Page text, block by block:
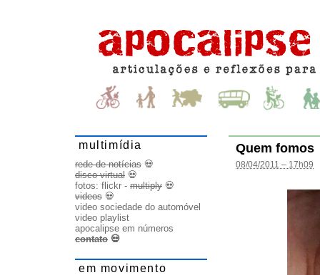
Quem fomos
08/04/2011 – 17h09
multimídia
rede de notícias 💀
disco virtual 💀
fotos: flickr - multiply 💀
videos 💀
video sociedade do automóvel
video playlist
apocalipse em números
contato 💀
em movimento